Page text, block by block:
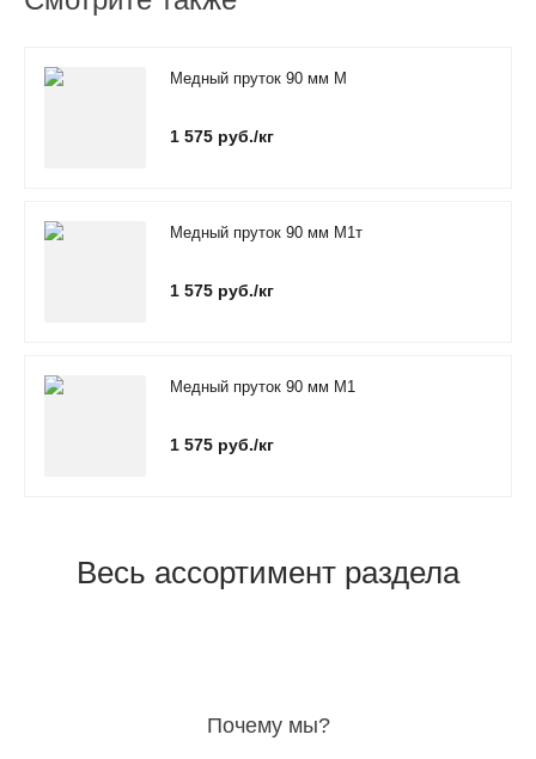
Медный пруток 90 мм М
1 575 руб./кг
Медный пруток 90 мм М1т
1 575 руб./кг
Медный пруток 90 мм М1
1 575 руб./кг
Весь ассортимент раздела
Почему мы?